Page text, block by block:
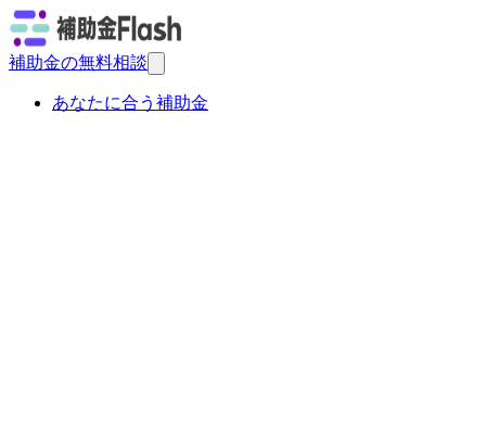
補助金の無料相談
あなたに合う補助金